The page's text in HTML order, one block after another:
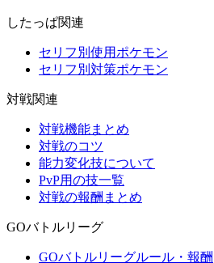
したっぱ関連
セリフ別使用ポケモン
セリフ別対策ポケモン
対戦関連
対戦機能まとめ
対戦のコツ
能力変化技について
PvP用の技一覧
対戦の報酬まとめ
GOバトルリーグ
GOバトルリーグルール・報酬